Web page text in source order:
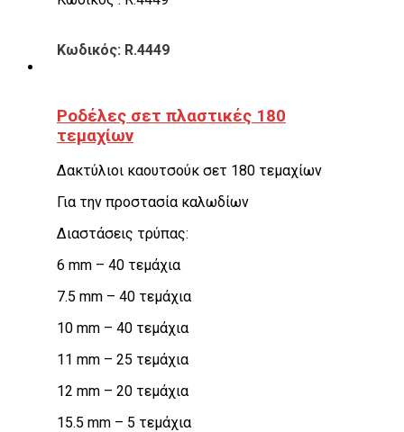
Κωδικός: R.4449
Ροδέλες σετ πλαστικές 180
τεμαχίων
Δακτύλιοι καουτσούκ σετ 180 τεμαχίων
Για την προστασία καλωδίων
Διαστάσεις τρύπας:
6 mm – 40 τεμάχια
7.5 mm – 40 τεμάχια
10 mm – 40 τεμάχια
11 mm – 25 τεμάχια
12 mm – 20 τεμάχια
15.5 mm – 5 τεμάχια